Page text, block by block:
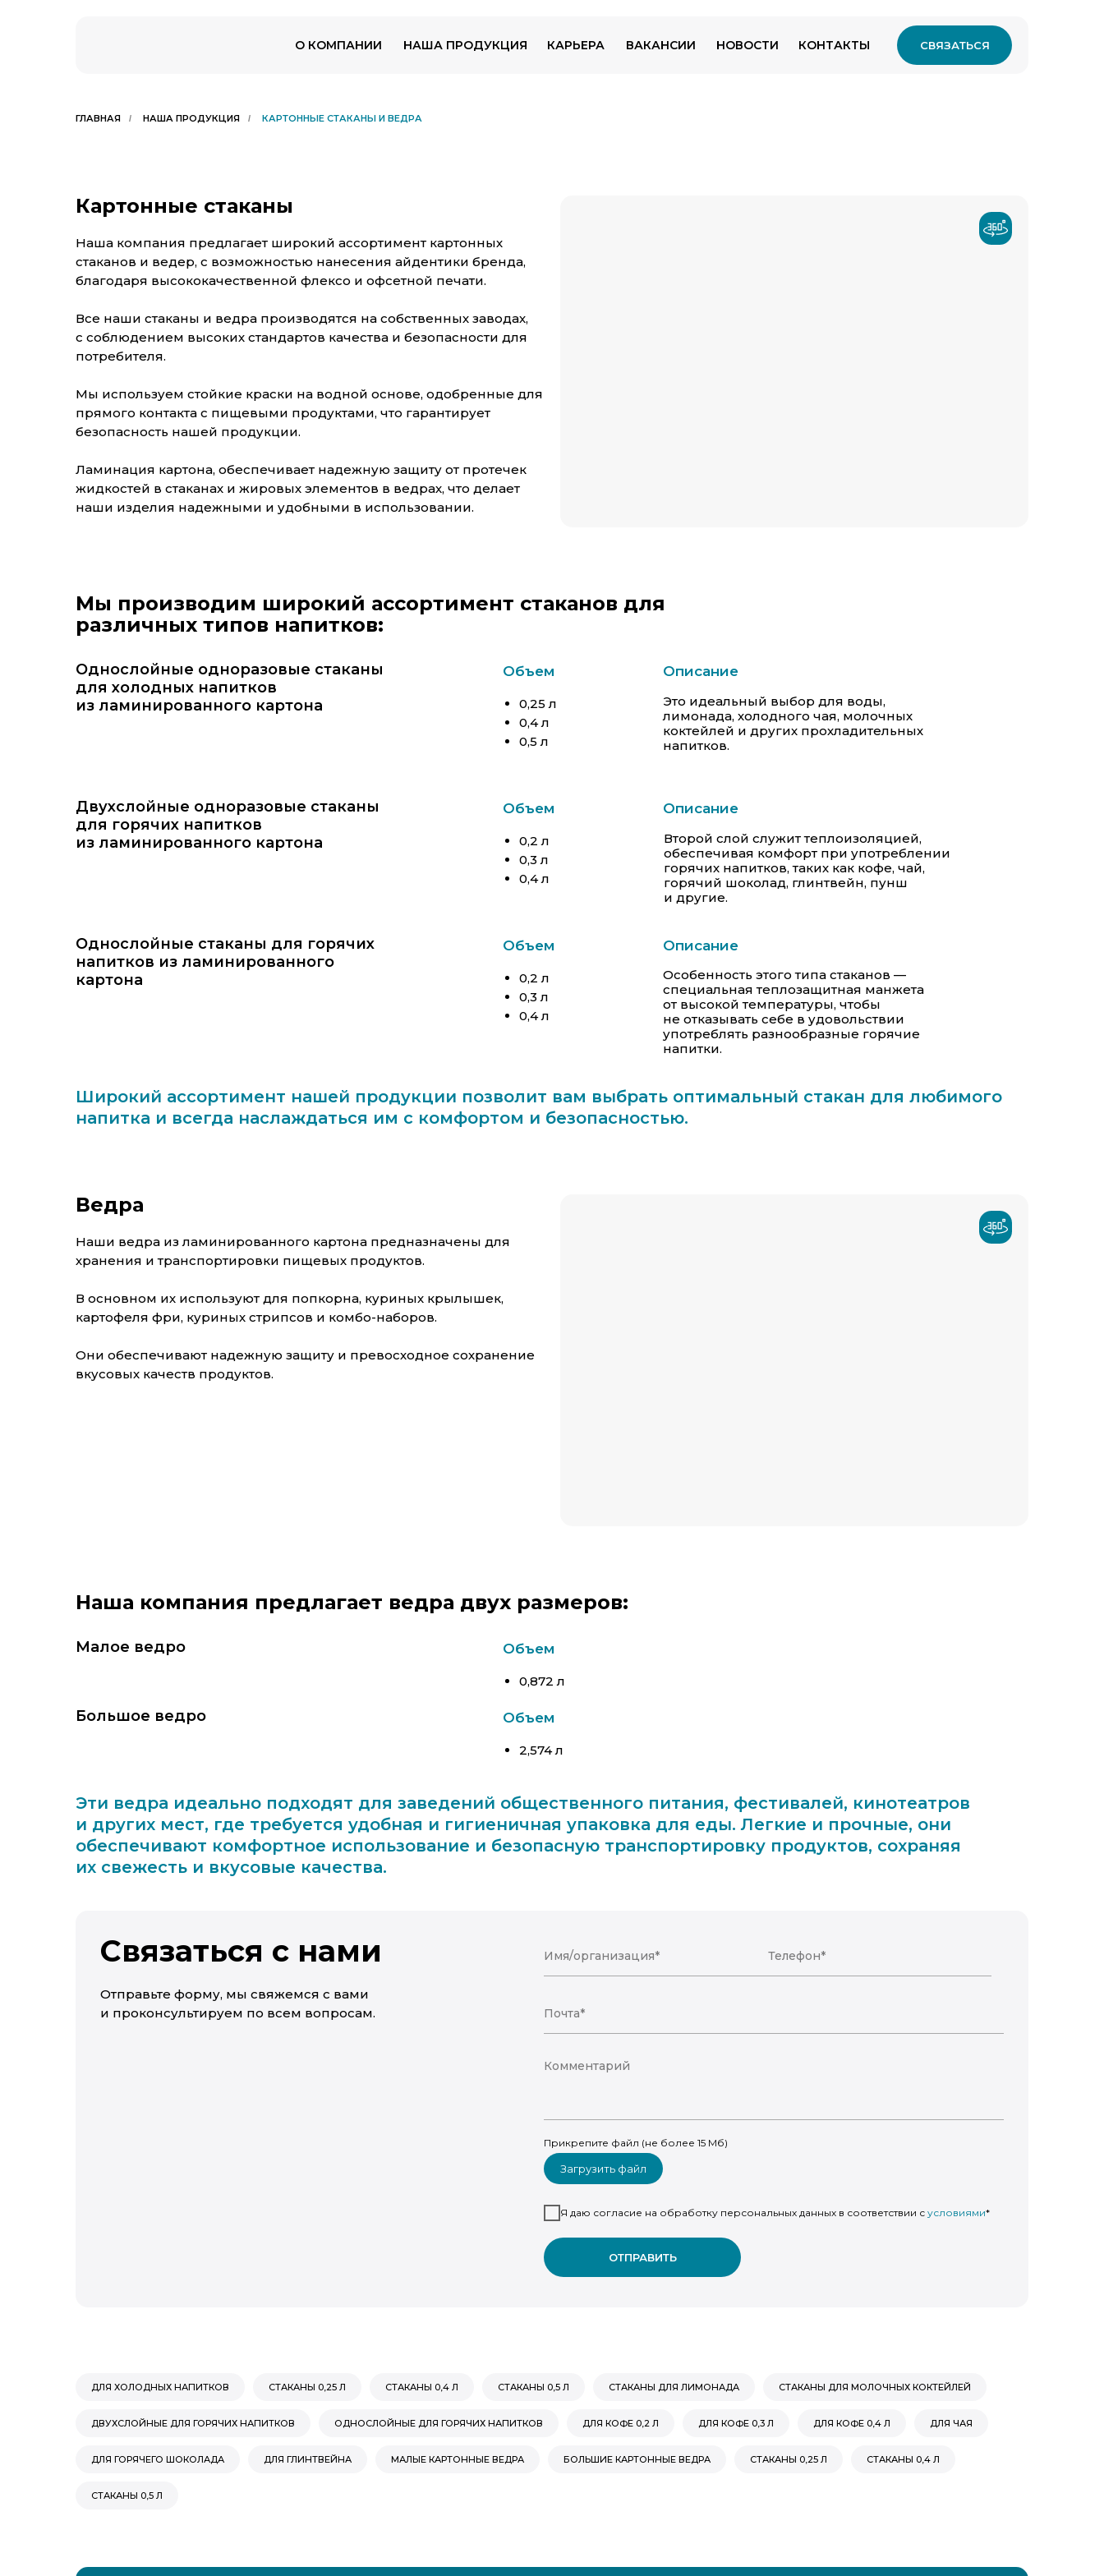
СВЯЗАТЬСЯ
О КОМПАНИИ НАША ПРОДУКЦИЯ КАРЬЕРА НОВОСТИ КОНТАКТЫ
ВАКАНСИИ
ГЛАВНАЯ / НАША ПРОДУКЦИЯ / КАРТОННЫЕ СТАКАНЫ И ВЕДРА
Картонные стаканы
Наша компания предлагает широкий ассортимент картонных
стаканов и ведер, с возможностью нанесения айдентики бренда,
благодаря высококачественной флексо и офсетной печати.
Все наши стаканы и ведра производятся на собственных заводах,
с соблюдением высоких стандартов качества и безопасности для
потребителя.
Мы используем стойкие краски на водной основе, одобренные для
прямого контакта с пищевыми продуктами, что гарантирует
безопасность нашей продукции.
Ламинация картона, обеспечивает надежную защиту от протечек
жидкостей в стаканах и жировых элементов в ведрах, что делает
наши изделия надежными и удобными в использовании.
Мы производим широкий ассортимент стаканов для
различных типов напитков:
Однослойные одноразовые стаканы
для холодных напитков
из ламинированного картона
Широкий ассортимент нашей продукции позволит вам выбрать оптимальный стакан для любимого
напитка и всегда наслаждаться им с комфортом и безопасностью.
0,25 л
0,4 л
0,5 л
Это идеальный выбор для воды,
лимонада, холодного чая, молочных
коктейлей и других прохладительных
напитков.
Двухслойные одноразовые стаканы
для горячих напитков
из ламинированного картона
0,2 л
0,3 л
0,4 л
Второй слой служит теплоизоляцией,
обеспечивая комфорт при употреблении
горячих напитков, таких как кофе, чай,
горячий шоколад, глинтвейн, пунш
и другие.
Однослойные стаканы для горячих
напитков из ламинированного
картона
0,2 л
0,3 л
0,4 л
Особенность этого типа стаканов —
специальная теплозащитная манжета
от высокой температуры, чтобы
не отказывать себе в удовольствии
употреблять разнообразные горячие
напитки.
Объем Описание
Объем Описание
Объем Описание
Ведра
Наши ведра из ламинированного картона предназначены для
хранения и транспортировки пищевых продуктов.
В основном их используют для попкорна, куриных крылышек,
картофеля фри, куриных стрипсов и комбо-наборов.
Они обеспечивают надежную защиту и превосходное сохранение
вкусовых качеств продуктов.
Наша компания предлагает ведра двух размеров:
Малое ведро
Эти ведра идеально подходят для заведений общественного питания, фестивалей, кинотеатров
и других мест, где требуется удобная и гигиеничная упаковка для еды. Легкие и прочные, они
обеспечивают комфортное использование и безопасную транспортировку продуктов, сохраняя
их свежесть и вкусовые качества.
0,872 л
Большое ведро
2,574 л
Объем
Объем
Связаться с нами
Прикрепите файл (не более 15 Мб)
Загрузить файл
Я даю согласие на обработку персональных данных в соответствии с условиями*
ОТПРАВИТЬ
Отправьте форму, мы свяжемся с вами
и проконсультируем по всем вопросам.
ДЛЯ ХОЛОДНЫХ НАПИТКОВ СТАКАНЫ 0,25 Л СТАКАНЫ 0,4 Л СТАКАНЫ 0,5 Л СТАКАНЫ ДЛЯ ЛИМОНАДА СТАКАНЫ ДЛЯ МОЛОЧНЫХ КОКТЕЙЛЕЙ
ДВУХСЛОЙНЫЕ ДЛЯ ГОРЯЧИХ НАПИТКОВ ОДНОСЛОЙНЫЕ ДЛЯ ГОРЯЧИХ НАПИТКОВ ДЛЯ КОФЕ 0,2 Л ДЛЯ КОФЕ 0,3 Л ДЛЯ КОФЕ 0,4 Л ДЛЯ ЧАЯ
ДЛЯ ГОРЯЧЕГО ШОКОЛАДА ДЛЯ ГЛИНТВЕЙНА МАЛЫЕ КАРТОННЫЕ ВЕДРА БОЛЬШИЕ КАРТОННЫЕ ВЕДРА СТАКАНЫ 0,25 Л СТАКАНЫ 0,4 Л
СТАКАНЫ 0,5 Л